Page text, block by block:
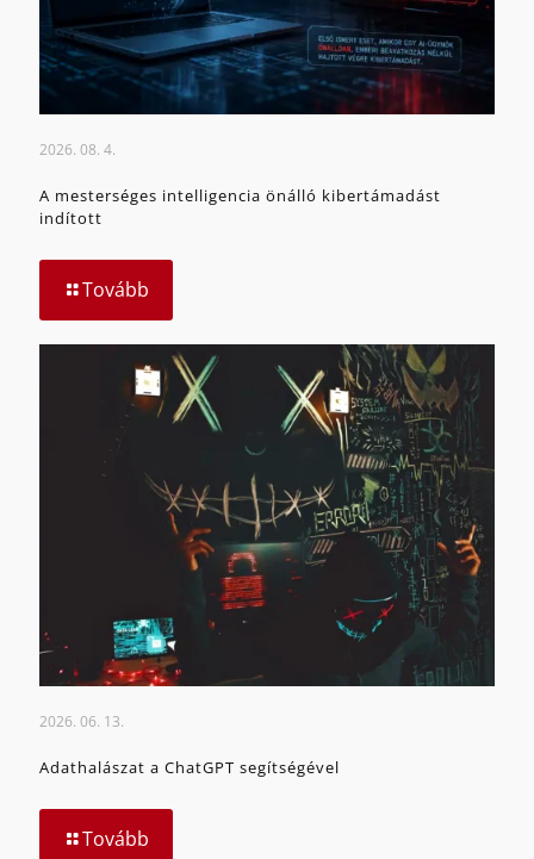
2026. 08. 4.
A mesterséges intelligencia önálló kibertámadást
indított
Tovább
2026. 06. 13.
Adathalászat a ChatGPT segítségével
Tovább